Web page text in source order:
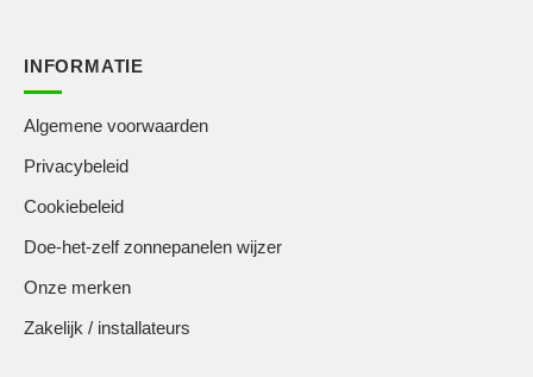
INFORMATIE
Algemene voorwaarden
Privacybeleid
Cookiebeleid
Doe-het-zelf zonnepanelen wijzer
Onze merken
Zakelijk / installateurs